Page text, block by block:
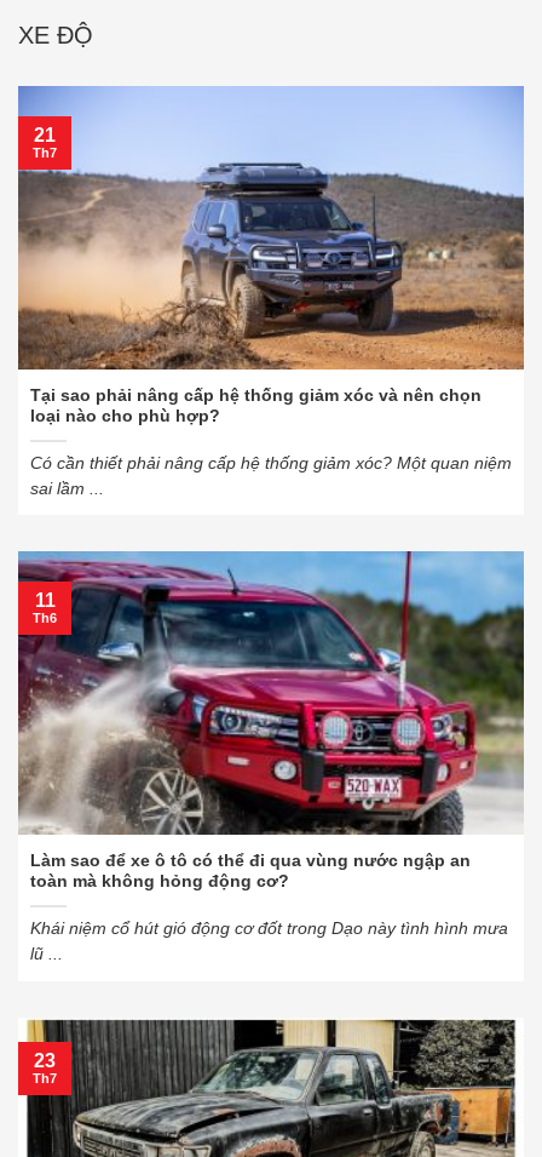
XE ĐỘ
Tại sao phải nâng cấp hệ thống giảm xóc và nên chọn
loại nào cho phù hợp?
Có cần thiết phải nâng cấp hệ thống giảm xóc? Một quan niệm
sai lầm ...
21
Th7
Làm sao để xe ô tô có thể đi qua vùng nước ngập an
toàn mà không hỏng động cơ?
Khái niệm cổ hút gió động cơ đốt trong Dạo này tình hình mưa
lũ ...
11
Th6
23
Th7